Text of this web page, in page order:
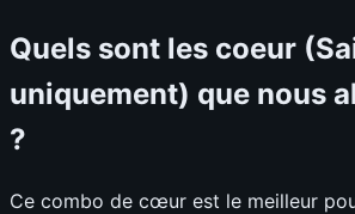
Quels sont les coeur
uniquement) que nous
?
Ce combo de cœur est le meilleur